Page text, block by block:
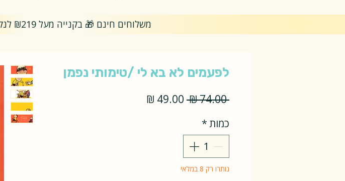
משלוחים חינם 🎁 בקנייה מעל ₪219 לנק' איסוף/ עד הבית בקנייה מעל ₪299
לפעמים לא בא לי /טימותי נפמן
‏74.00 ‏₪
מחיר
כמות*
נותרו רק 8 במלאי